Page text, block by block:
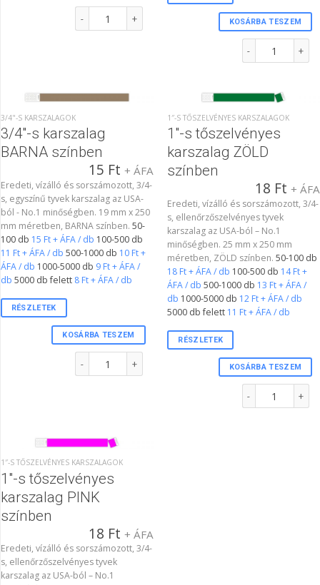
1"-s karszalag EZÜST színben mennyiség
KOSÁRBA TESZEM
3/4"-S KARSZALAGOK
3/4″-s karszalag
BARNA színben
15 Ft + ÁFA
Eredeti, vízálló és sorszámozott, 3/4-
s, egyszínű tyvek karszalag az USA-
ból - No.1 minőségben. 19 mm x 250
mm méretben, BARNA színben. 50-
100 db 15 Ft + ÁFA / db 100-500 db
11 Ft + ÁFA / db 500-1000 db 10 Ft +
ÁFA / db 1000-5000 db 9 Ft + ÁFA /
db 5000 db felett 8 Ft + ÁFA / db
RÉSZLETEK
KOSÁRBA TESZEM
3/4"-s karszalag BARNA színben mennyiség
1″-S TŐSZELVÉNYES KARSZALAGOK
1″-s tőszelvényes
karszalag ZÖLD
színben
18 Ft + ÁFA
Eredeti, vízálló és sorszámozott, 3/4-
s, ellenőrzőszelvényes tyvek
karszalag az USA-ból – No.1
minőségben. 25 mm x 250 mm
méretben, ZÖLD színben.50-100 db
18 Ft + ÁFA / db 100-500 db 14 Ft +
ÁFA / db 500-1000 db 13 Ft + ÁFA /
db 1000-5000 db 12 Ft + ÁFA / db
5000 db felett 11 Ft + ÁFA / db
RÉSZLETEK
KOSÁRBA TESZEM
1″-S TŐSZELVÉNYES KARSZALAGOK
1″-s tőszelvényes
karszalag PINK
színben
18 Ft + ÁFA
Eredeti, vízálló és sorszámozott, 3/4-
s, ellenőrzőszelvényes tyvek
karszalag az USA-ból – No.1